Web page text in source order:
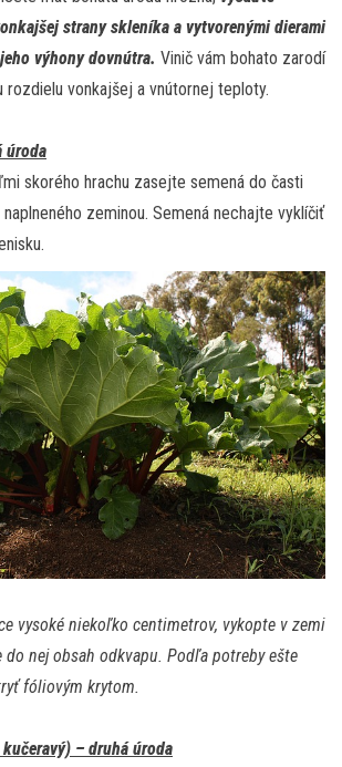
strany skleníka a vytvorenými dierami
výhony dovnútra. Vinič vám bohato zarodí
vonkajšej a vnútornej teploty.
úroda
skorého hrachu zasejte semená do časti
zeminou. Semená nechajte vyklíčiť
vysoké niekoľko centimetrov, vykopte v zemi
nej obsah odkvapu. Podľa potreby ešte
fóliovým krytom.
– druhá úroda